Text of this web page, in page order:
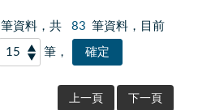
筆資料，共 83 筆資料，目前
筆，
上一頁 下一頁